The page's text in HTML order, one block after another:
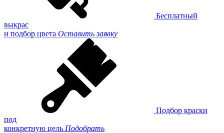
Бесплатный
выкрас
и подбор цвета Оставить заявку
Подбор краски
под
конкретную цель Подобрать